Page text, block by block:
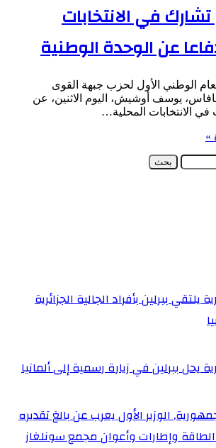
في الانتخابات
عن الوحدة الوطنية
الوطني الأول لحزب جبهة القوى
يوسف أوشيش، اليوم الاثنين، عن
الانتخابات المحلية…
»
ببرلين بأفراد الجالية الجزائرية
يحل ببرلين في زيارة رسمية إلى ألمانيا
الوزير الأول يعرب عن بالغ تقديره
الطاقة وإطارات وأعوان مجمع سونلغاز